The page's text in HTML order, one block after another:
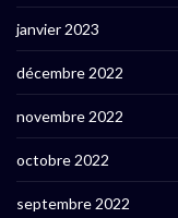
janvier 2023
décembre 2022
novembre 2022
octobre 2022
septembre 2022